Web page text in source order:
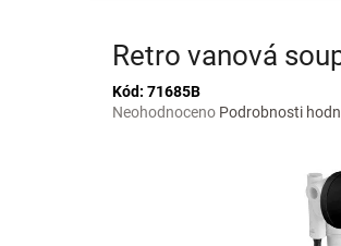
Retro vanová
Kód: 71685B
Průměrné
Neohodnoceno Podrobnosti